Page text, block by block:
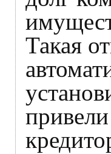
Такая